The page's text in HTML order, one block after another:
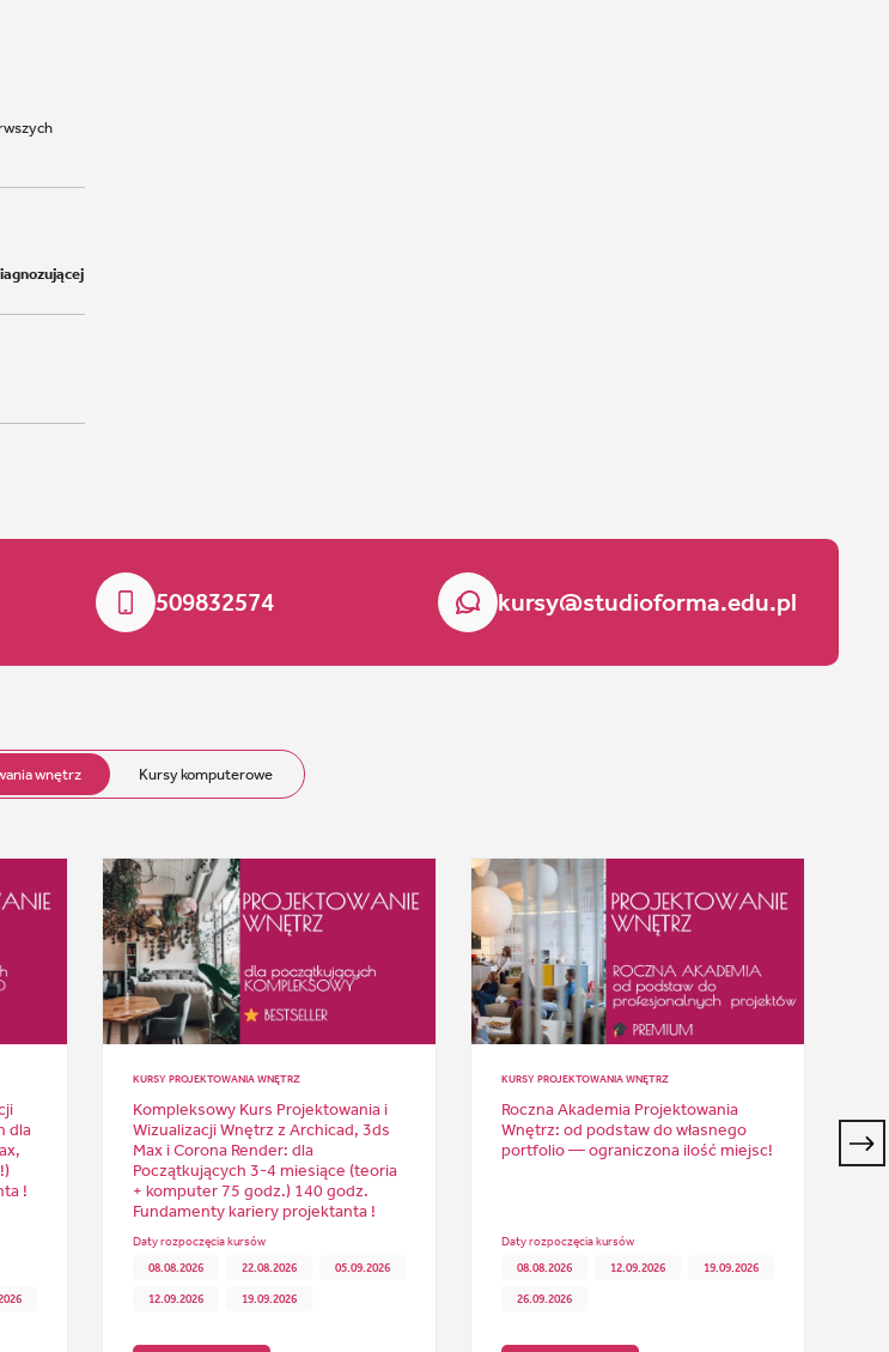
509832574 kursy@studioforma.edu.pl
wnętrz Kursy komputerowe
dla
!
KURSY PROJEKTOWANIA WNĘTRZ
Kompleksowy Kurs Projektowania i
Wizualizacji Wnętrz z Archicad, 3ds
Max i Corona Render: dla
Początkujących 3-4 miesiące (teoria
+ komputer 75 godz.) 140 godz.
Fundamenty kariery projektanta !
Daty rozpoczęcia kursów
08.08.2026
22.08.2026 05.09.2026
12.09.2026 19.09.2026
KURSY PROJEKTOWANIA WNĘTRZ
Roczna Akademia Projektowania
Wnętrz: od podstaw do własnego
portfolio — ograniczona ilość miejsc!
Daty rozpoczęcia kursów
08.08.2026
12.09.2026 19.09.2026
26.09.2026